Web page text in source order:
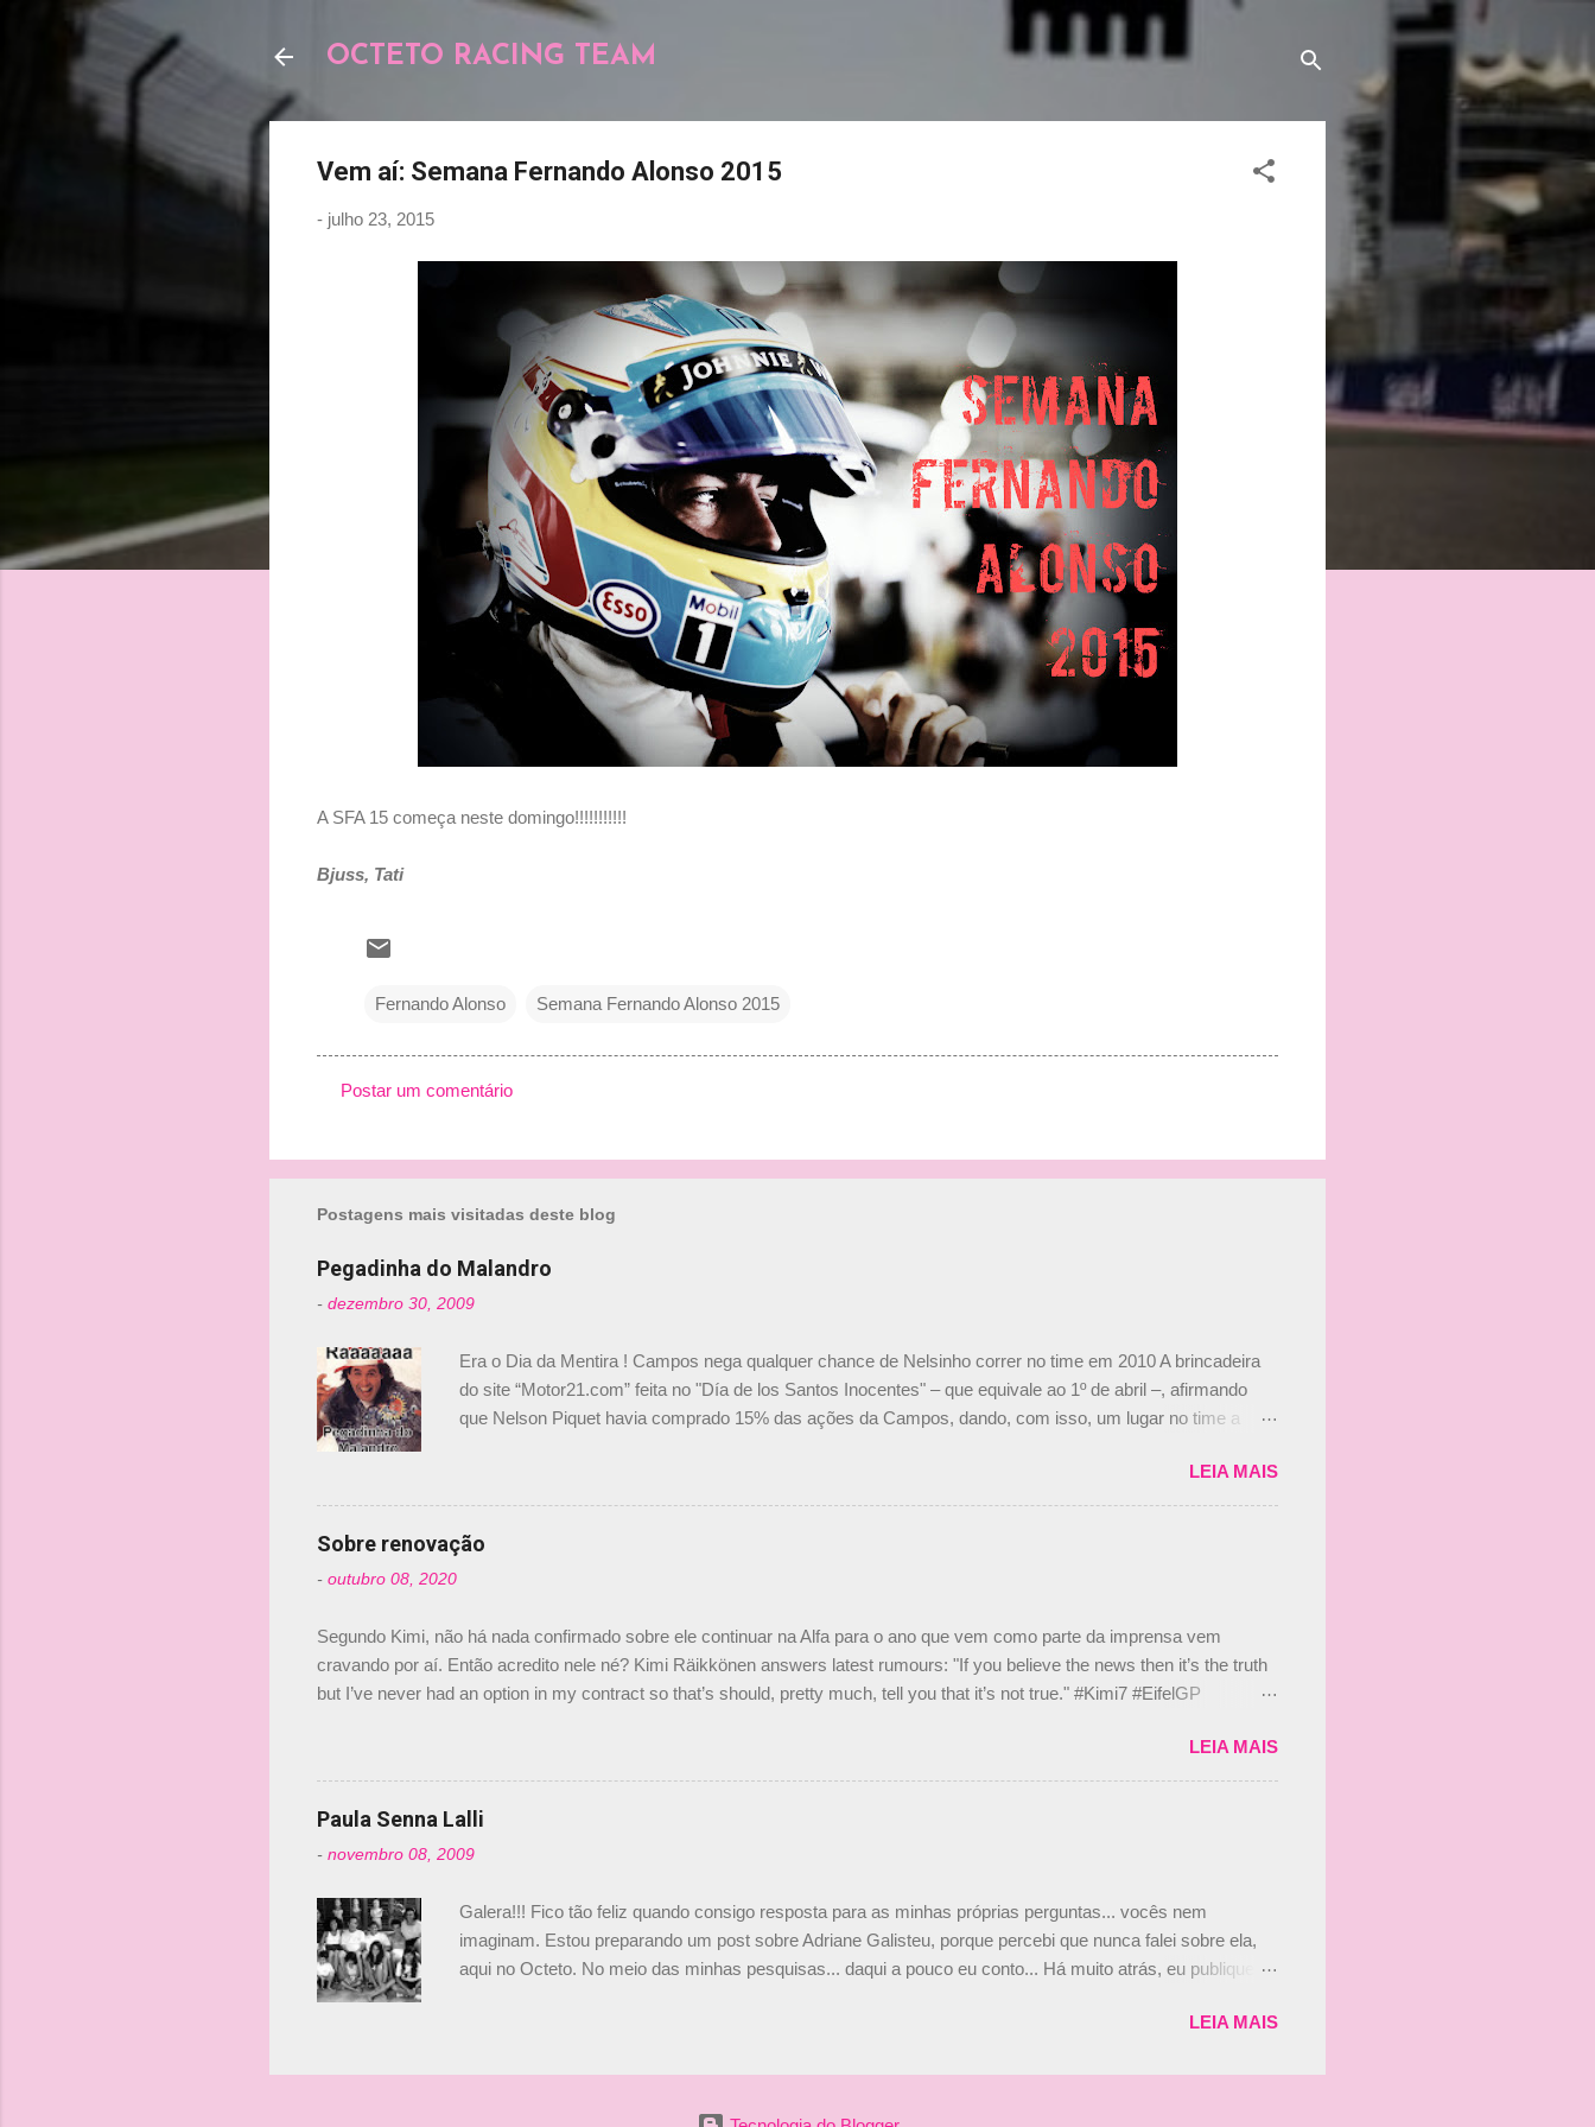
OCTETO RACING TEAM
Vem aí: Semana Fernando Alonso 2015
- julho 23, 2015
A SFA 15 começa neste domingo!!!!!!!!!!!
Bjuss, Tati
Fernando Alonso Semana Fernando Alonso 2015
m
e
t
á
r
i
o
s
Postar um comentário
Postagens mais visitadas deste blog
Pegadinha do Malandro
- dezembro 30, 2009
Era o Dia da Mentira ! Campos nega qualquer chance de Nelsinho correr no time em 2010 A brincadeira
do site “Motor21.com” feita no "Día de los Santos Inocentes" – que equivale ao 1º de abril –, afirmando
que Nelson Piquet havia comprado 15% das ações da Campos, dando, com isso, um lugar no time a
dirigente foi taxativo ao declarar que o brasileiro não será o companheiro de Bruno Senna em 2010. "Na
verdade, nós recebemos uma oferta de Piquet", admitiu Audetto. “Mas depois de ter assinado com Bruno
Senna, não podemos ter dois brasileiros”, explicou, dizendo ainda que não tem nada contra o filho do
LEIA MAIS
Sobre renovação
- outubro 08, 2020
Segundo Kimi, não há nada confirmado sobre ele continuar na Alfa para o ano que vem como parte da imprensa vem
cravando por aí. Então acredito nele né? Kimi Räikkönen answers latest rumours: "If you believe the news then it’s the truth
but I’ve never had an option in my contract so that’s should, pretty much, tell you that it’s not true." #Kimi7 #EifelGP
falando sobre o fato do Iceman estar há tantos anos na F1. What is it like to have Kimi as a team mate? 🙌 Over to you,
@RGrosjean ! #EifelGP 🇩🇪 #F1 pic.twitter.com/GSAu1LWnwW — Formula 1 (@F1) October 8, 2020 Beijinhos, Ludy
LEIA MAIS
Paula Senna Lalli
- novembro 08, 2009
Galera!!! Fico tão feliz quando consigo resposta para as minhas próprias perguntas... vocês nem
imaginam. Estou preparando um post sobre Adriane Galisteu, porque percebi que nunca falei sobre ela,
aqui no Octeto. No meio das minhas pesquisas... daqui a pouco eu conto... Há muito atrás, eu publiquei
Bruno, é sua irmã caçula, Paula Senna. Fui questionada, porque todos achavam que a Viviane Senna
Vamos lá! Bonitinha, né? Bobeira, mas fiquei feliz. Acho que em 2010, veremos mais a mocinha. Vick
LEIA MAIS